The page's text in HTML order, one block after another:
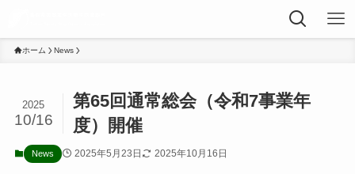
ホーム News
第65回通常総会（令和7事業年
度）開催
2025
10/16
News 2025年5月23日 2025年10月16日